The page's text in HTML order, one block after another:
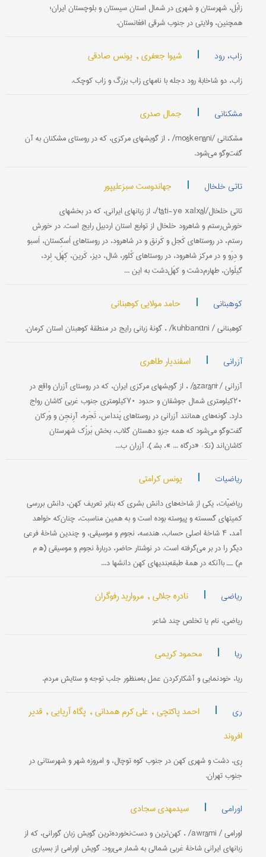
زابُل، شهرستان و شهری در شمال استان سیستان و بلوچستان ایران؛
همچنین، ولایتی در جنوب شرقی افغانستان.
زاب، رود | شیوا جعفری , یونس صادقی
زاب، دو شاخابۀ رود دجله با نامهای زاب بزرگ و زاب کوچک.
مشکنانی | جمال صدری
مشکنانی /moškenâni/ ، از گویشهای مرکزی، که در روستای مشکنان به آن
گفت‌وگو می‌شود.
تاتی خلخال | جهاندوست سبزعلیپور
تاتی خلخال/tâti-ye xalxâl/، از زبانهای ایرانی، که در بخشهای
خورش‌رستم و شاهرود خلخال از توابع استان اردبیل رایج است. در خورش
رستم، در روستاهای کَجل و کَرنق و در شاهرود، در روستاهای اَسکِستان، اَسبو
و دِرَو و در مرکز شاهرود، در روستاهای کُلور، شال، دیز، کَرین، کِهَل، لِرد،
گیلَوان، طهارم‌دشت و کهَل‌دشت به این ...
کوهبنانی | حامد مولایی کوهبنانی
کوهبنانی / kuhbanɑni/ ، گونۀ زبانی رایج در منطقۀ کوهبنان استان کرمان.
آزرانی | اسفندیار طاهری
آزرانی / âzarânī/ ، از گویشهای مرکزی ایران، که در روستای آزران واقع در
۲۰کیلومتری شمال جوشقان و حدود ۷۰کیلومتری جنوب غربی کاشان رواج
دارد. گونه‌های همانند آزرانی در روستاهای پَنداس، تَجَره، آرِنجِن و وَرکان
گفت‌وگو می‌شود که همه جزو دهستان گلاب، بخش بَرزُک شهرستان
کاشان‌اند (نک‍ : «درگاه ... »، بش‍ ). آزران ب...
ریاضیات | یونس کرامتی
ریاضیّات، یکی از شاخه‌های دانش بشری که بنابر تعریف کهن، دانش بررسی
کمیتهای گسسته و پیوسته بوده است و به همین مناسبت، چنان‌که خواهد
آمد، ۴ شاخۀ اصلی حساب، هندسه، نجوم و موسیقی، و چندین شاخۀ فرعی
دیگر را در بر می‌گرفته است. در نوشتار حاضر، دربارۀ نجوم و موسیقی (ه‍ م
م) ــ باآنکه در همۀ طبقه‌بندیهای کهن دانشها د...
ریاضی | نادره جلالی , مروارید رفوگران
ریاضی، نام یا تخلص چند شاعر:
ریا | محمود کریمی
ریا، خودنمایی و آشکارکردن عمل به‌منظور جلب توجه و ستایش مردم.
ری | احمد پاکتچی , علی کرم همدانی , پگاه آریایی , قدیر
افروند
رِی، دشت و شهری کهن در جنوب کوه توچال، و امروزه شهر و شهرستانی در
جنوب تهران.
اورامی | سیدمهدی سجادی
اورامی / awrâmi/ ، کهن‌ترین و دست‌نخورده‌ترین گویش زبان گورانی، که از
زبانهای ایرانی شاخۀ غربی شمالی به شمار می‌رود. گویش اورامی از بسیاری